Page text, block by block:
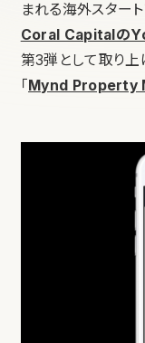
まれる海外スター
Coral Capitalの
第3弾として取り
「 Mynd Property